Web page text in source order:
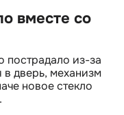
вместе со
пострадало из-за
в дверь, механизм
новое стекло